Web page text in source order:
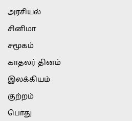
அரசியல்
சினிமா
சமூகம்
காதலர் தினம்
இலக்கியம்
குற்றம்
பொது